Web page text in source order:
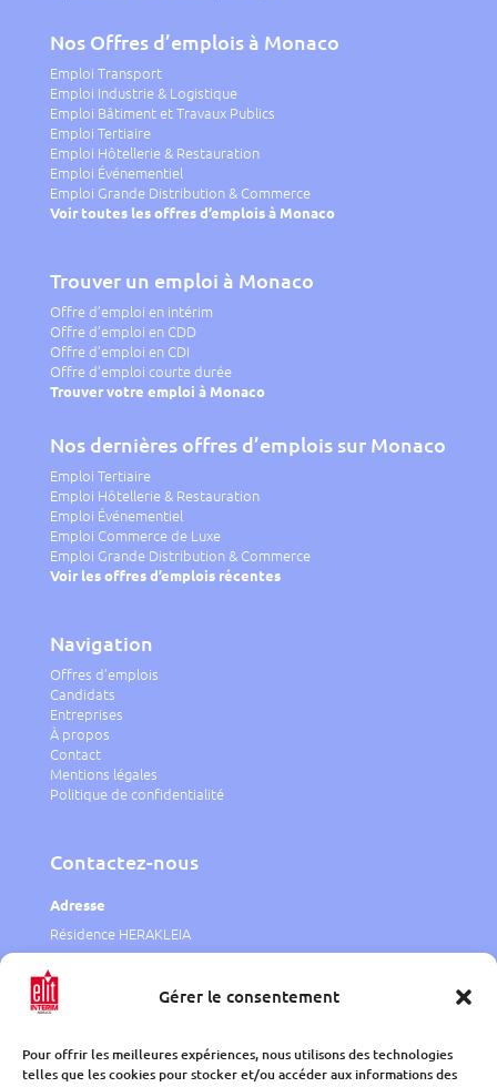
Gérer le consentement
Pour offrir les meilleures expériences, nous utilisons des technologies
telles que les cookies pour stocker et/ou accéder aux informations des
Nos Offres d’emplois à Monaco
Emploi Transport
Emploi Industrie & Logistique
Emploi Bâtiment et Travaux Publics
Emploi Tertiaire
Emploi Hôtellerie & Restauration
Emploi Événementiel
Emploi Grande Distribution & Commerce
Voir toutes les offres d’emplois à Monaco
Trouver un emploi à Monaco
Offre d’emploi en intérim
Offre d’emploi en CDD
Offre d’emploi en CDI
Offre d’emploi courte durée
Trouver votre emploi à Monaco
Nos dernières offres d’emplois sur Monaco
Emploi Tertiaire
Emploi Hôtellerie & Restauration
Emploi Événementiel
Emploi Commerce de Luxe
Emploi Grande Distribution & Commerce
Voir les offres d’emplois récentes
Navigation
Offres d’emplois
Candidats
Entreprises
À propos
Contact
Mentions légales
Politique de confidentialité
Contactez-nous
Adresse
Résidence HERAKLEIA
98000 Monaco
00 377 97 97 10 80